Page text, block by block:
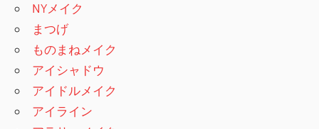
NYメイク
まつげ
ものまねメイク
アイシャドウ
アイドルメイク
アイライン